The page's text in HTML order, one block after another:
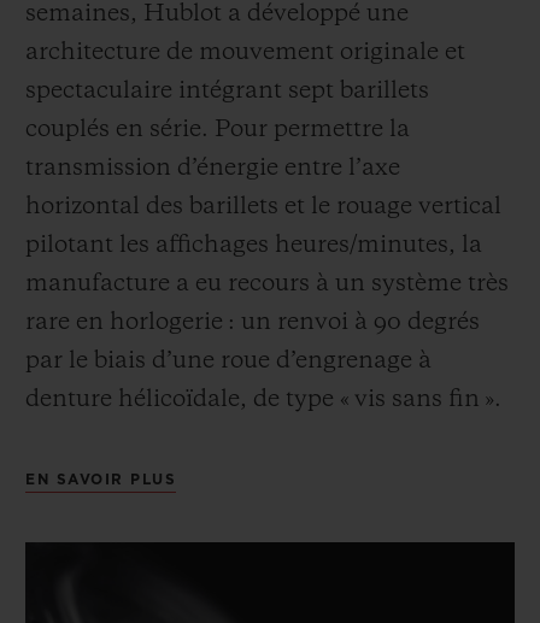
semaines, Hublot a développé une
architecture de mouvement originale et
spectaculaire intégrant sept barillets
couplés en série. Pour permettre la
transmission d’énergie entre l’axe
horizontal des barillets et le rouage vertical
pilotant les affichages heures/minutes, la
manufacture a eu recours à un système très
rare en horlogerie : un renvoi à 90 degrés
par le biais d’une roue d’engrenage à
denture hélicoïdale, de type « vis sans fin ».
EN SAVOIR PLUS